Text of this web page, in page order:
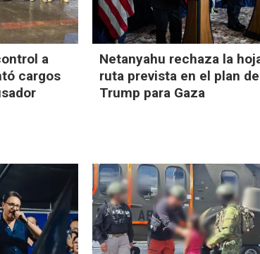
a
cargos
Netanyahu rechaza la
ruta prevista en el plan de
Trump para Gaza